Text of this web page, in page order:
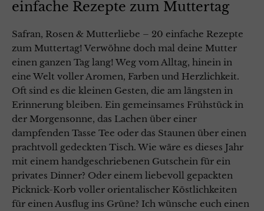
einfache Rezepte zum Muttertag
Safran, Rosen & Mutterliebe – 20 einfache Rezepte
zum Muttertag! Verwöhne doch mal deine Mutter
einen ganzen Tag lang! Weg vom Alltag, hinein in
eine Welt voller Aromen, Farben und Herzlichkeit.
Oft sind es die kleinen Gesten, die am längsten in
Erinnerung bleiben. Ein gemeinsames Frühstück in
der Morgensonne, das Lachen über einer
dampfenden Tasse Tee oder das Staunen über einen
prachtvoll gedeckten Tisch. Wie wäre es dieses Jahr
mit einem handgeschriebenen Gutschein für ein
privates Dinner? Oder einem liebevoll gepackten
Picknick-Korb voller orientalischer Köstlichkeiten
für einen Ausflug ins Grüne? Ich wünsche euch einen